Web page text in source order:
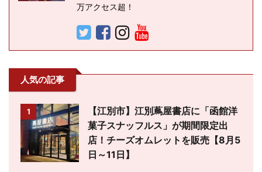
万アクセス超！
人気の記事
1
【江別市】江別蔦屋書店に「函館洋
菓子スナッフルス」が期間限定出
店！チーズオムレットを販売【8月5
日～11日】